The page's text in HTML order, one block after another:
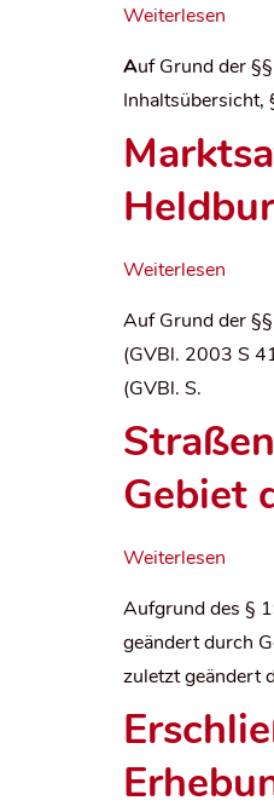
Weiterlesen
Auf Grund der
Inhaltsübersicht,
Weiterlesen
Auf Grund der
(GVBl. 2003 S
(GVBl. S.
Gebiet
Weiterlesen
Aufgrund des §
geändert durch
zuletzt geändert